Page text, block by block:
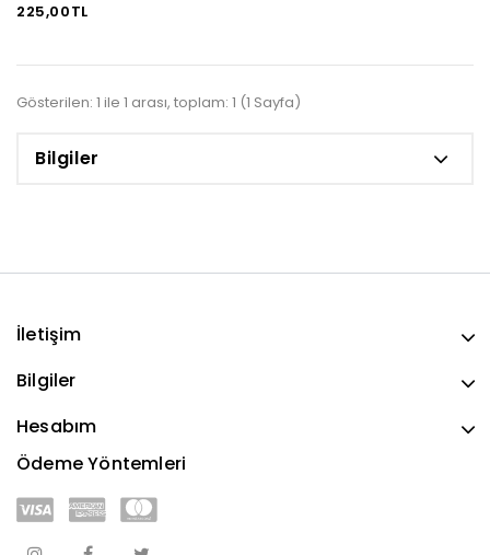
225,00TL
Gösterilen: 1 ile 1 arası, toplam: 1 (1 Sayfa)
Bilgiler
İletişim
Bilgiler
Hesabım
Ödeme Yöntemleri